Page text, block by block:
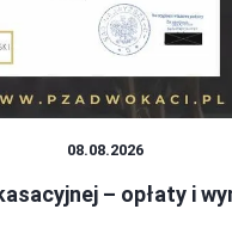
08.08.2026
– opłaty i